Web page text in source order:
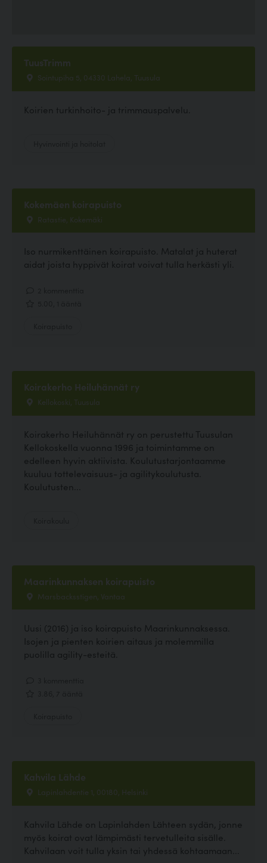
TuusTrimm
Sointupiha 5, 04330 Lahela, Tuusula
Koirien turkinhoito- ja trimmauspalvelu.
Kokemäen koirapuisto
Ratastie, Kokemäki
Iso nurmikenttäinen koirapuisto. Matalat ja huterat
aidat joista hyppivät koirat voivat tulla herkästi yli.
Koirakerho Heiluhännät ry
Kellokoski, Tuusula
Koirakerho Heiluhännät ry on perustettu Tuusulan
Kellokoskella vuonna 1996 ja toimintamme on
edelleen hyvin aktiivista. Koulutustarjontaamme
kuuluu tottelevaisuus- ja agilitykoulutusta.
Koulutusten...
Maarinkunnaksen koirapuisto
Marsbacksstigen, Vantaa
Uusi (2016) ja iso koirapuisto Maarinkunnaksessa.
Isojen ja pienten koirien aitaus ja molemmilla
puolilla agility-esteitä.
Kahvila Lähde
Lapinlahdentie 1, 00180, Helsinki
Kahvila Lähde on Lapinlahden Lähteen sydän, jonne
myös koirat ovat lämpimästi tervetulleita sisälle.
Kahvilaan voit tulla yksin tai yhdessä kohtaamaan...